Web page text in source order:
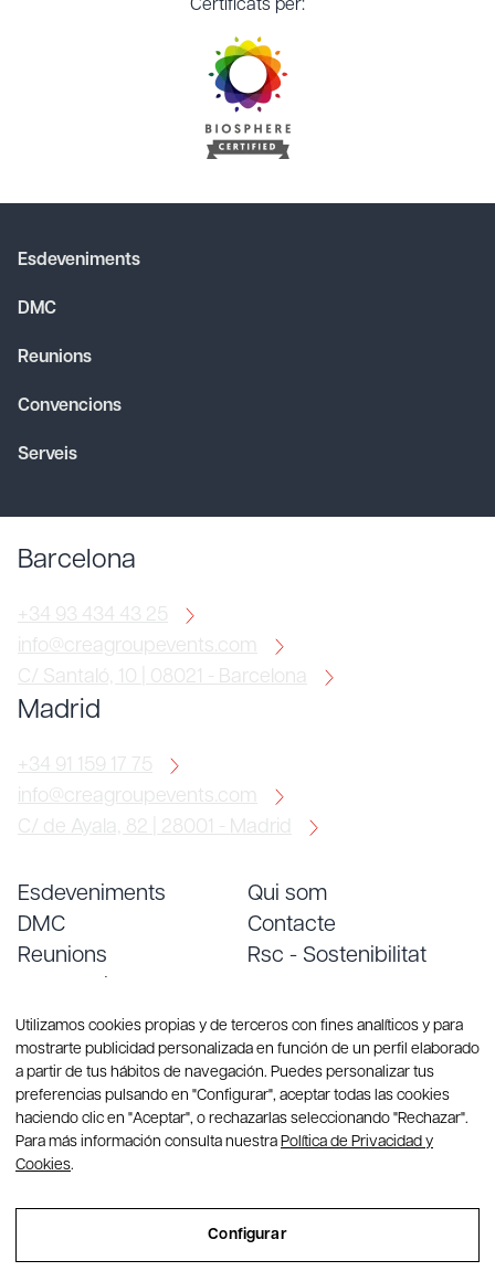
Certificats per:
Esdeveniments
DMC
Reunions
Convencions
Serveis
Barcelona
+34 93 434 43 25
info@creagroupevents.com
C/ Santaló, 10 | 08021 - Barcelona
Madrid
+34 91 159 17 75
info@creagroupevents.com
C/ de Ayala, 82 | 28001 - Madrid
Esdeveniments
DMC
Reunions
Serveis
Qui som
Contacte
Rsc - Sostenibilitat
Blog
Sitemap
Utilizamos cookies propias y de terceros con fines analíticos y para
mostrarte publicidad personalizada en función de un perfil elaborado
a partir de tus hábitos de navegación. Puedes personalizar tus
preferencias pulsando en "Configurar", aceptar todas las cookies
haciendo clic en "Aceptar", o rechazarlas seleccionando "Rechazar".
Para más información consulta nuestra Política de Privacidad y
Cookies.
Configurar